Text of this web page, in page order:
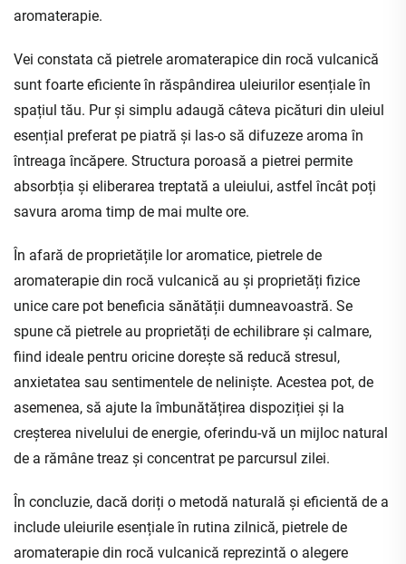
aromaterapie.
Vei constata că pietrele aromaterapice din rocă vulcanică
sunt foarte eficiente în răspândirea uleiurilor esențiale în
spațiul tău. Pur și simplu adaugă câteva picături din uleiul
esențial preferat pe piatră și las-o să difuzeze aroma în
întreaga încăpere. Structura poroasă a pietrei permite
absorbția și eliberarea treptată a uleiului, astfel încât poți
savura aroma timp de mai multe ore.
În afară de proprietățile lor aromatice, pietrele de
aromaterapie din rocă vulcanică au și proprietăți fizice
unice care pot beneficia sănătății dumneavoastră. Se
spune că pietrele au proprietăți de echilibrare și calmare,
fiind ideale pentru oricine dorește să reducă stresul,
anxietatea sau sentimentele de neliniște. Acestea pot, de
asemenea, să ajute la îmbunătățirea dispoziției și la
creșterea nivelului de energie, oferindu-vă un mijloc natural
de a rămâne treaz și concentrat pe parcursul zilei.
În concluzie, dacă doriți o metodă naturală și eficientă de a
include uleiurile esențiale în rutina zilnică, pietrele de
aromaterapie din rocă vulcanică reprezintă o alegere